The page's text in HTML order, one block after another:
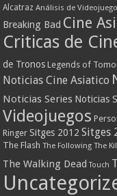
Alcatraz Análisis de
Breaking Bad Cine
Criticas de
de Tronos Legends of
Noticias Cine Asiatico
Noticias Series Noticias
Videojuegos
Ringer Sitges 2012 Sitges
The Flash The Following The
The Walking Dead Touch